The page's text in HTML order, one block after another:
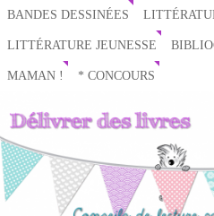
BANDES DESSINÉES
LITTÉRATURE JEUNESSE
MAMAN ! * CONCOURS